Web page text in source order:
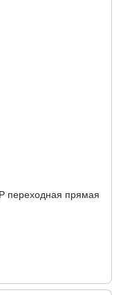
переходная прямая